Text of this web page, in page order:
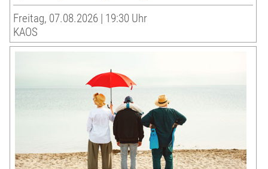
Freitag, 07.08.2026 | 19:30 Uhr
KAOS